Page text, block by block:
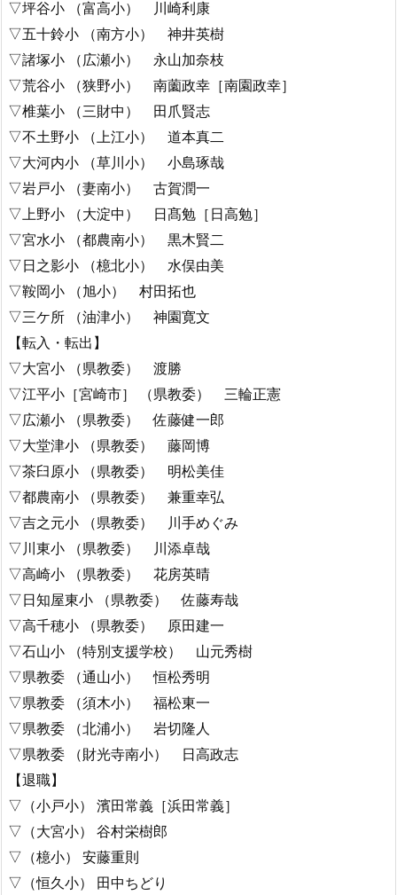
▽坪谷小 （富高小） 川崎利康
▽五十鈴小 （南方小） 神井英樹
▽諸塚小 （広瀬小） 永山加奈枝
▽荒谷小 （狭野小） 南薗政幸［南園政幸］
▽椎葉小 （三財中） 田爪賢志
▽不土野小 （上江小） 道本真二
▽大河内小 （草川小） 小島琢哉
▽岩戸小 （妻南小） 古賀潤一
▽上野小 （大淀中） 日髙勉［日高勉］
▽宮水小 （都農南小） 黒木賢二
▽日之影小 （檍北小） 水俣由美
▽鞍岡小 （旭小） 村田拓也
▽三ケ所 （油津小） 神園寛文
【転入・転出】
▽大宮小 （県教委） 渡勝
▽江平小［宮崎市］ （県教委） 三輪正憲
▽広瀬小 （県教委） 佐藤健一郎
▽大堂津小 （県教委） 藤岡博
▽茶臼原小 （県教委） 明松美佳
▽都農南小 （県教委） 兼重幸弘
▽吉之元小 （県教委） 川手めぐみ
▽川東小 （県教委） 川添卓哉
▽高崎小 （県教委） 花房英晴
▽日知屋東小 （県教委） 佐藤寿哉
▽高千穂小 （県教委） 原田建一
▽石山小 （特別支援学校） 山元秀樹
▽県教委 （通山小） 恒松秀明
▽県教委 （須木小） 福松東一
▽県教委 （北浦小） 岩切隆人
▽県教委 （財光寺南小） 日高政志
【退職】
▽（小戸小） 濱田常義［浜田常義］
▽（大宮小） 谷村栄樹郎
▽（檍小） 安藤重則
▽（恒久小） 田中ちどり